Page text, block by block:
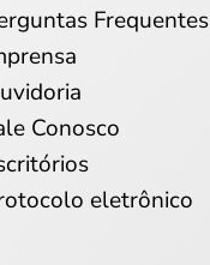
Frequentes
Conosco
eletrônico